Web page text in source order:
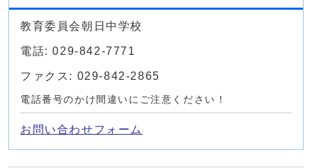
教育委員会朝日中学校
電話: 029-842-7771
ファクス: 029-842-2865
電話番号のかけ間違いにご注意ください！
お問い合わせフォーム